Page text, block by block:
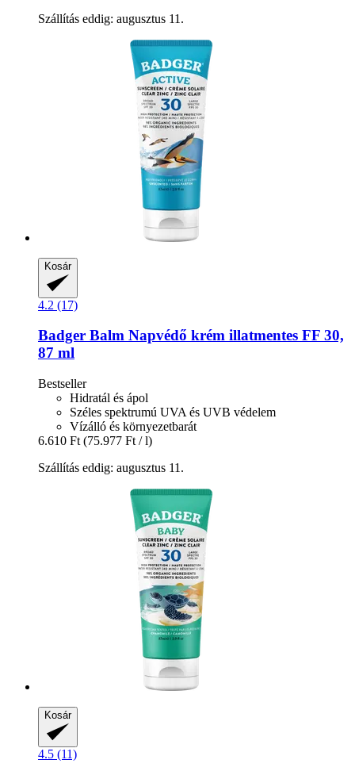
Szállítás eddig: augusztus 11.
Kosár
4.2 (17)
Badger Balm Napvédő krém illatmentes FF 30,
87 ml
Bestseller
Hidratál és ápol
Széles spektrumú UVA és UVB védelem
Vízálló és környezetbarát
6.610 Ft (75.977 Ft / l)
Szállítás eddig: augusztus 11.
Kosár
4.5 (11)